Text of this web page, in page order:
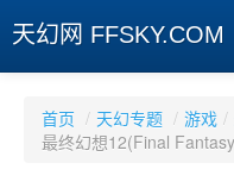
天幻网 FFSKY.COM
首页 / 天幻专题 / 游戏 /
最终幻想12(Final